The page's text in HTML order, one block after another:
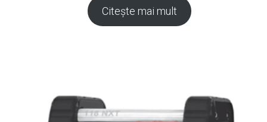
Citește mai mult